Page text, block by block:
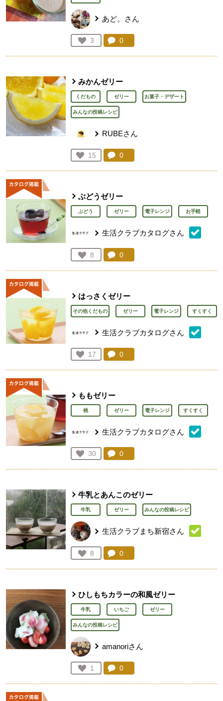
あど。さん
お気に入り登録：
3
人が登録
コメント：
0
みかんゼリー
くだもの ゼリー お菓子・デザート
みんなの投稿レシピ
RUBEさん
お気に入り登録：
15
人が登録
コメント：
0
ぶどうゼリー
ぶどう ゼリー 電子レンジ お手軽
生活クラブカタログさん
お気に入り登録：
8
人が登録
コメント：
0
はっさくゼリー
その他くだもの ゼリー 電子レンジ すくすく
生活クラブカタログさん
お気に入り登録：
17
人が登録
コメント：
0
ももゼリー
桃 ゼリー 電子レンジ すくすく
生活クラブカタログさん
お気に入り登録：
30
人が登録
コメント：
0
牛乳とあんこのゼリー
牛乳 ゼリー みんなの投稿レシピ
生活クラブまち新宿さん
お気に入り登録：
8
人が登録
コメント：
0
ひしもちカラーの和風ゼリー
牛乳 いちご ゼリー
みんなの投稿レシピ
amanoriさん
お気に入り登録：
1
人が登録
コメント：
0